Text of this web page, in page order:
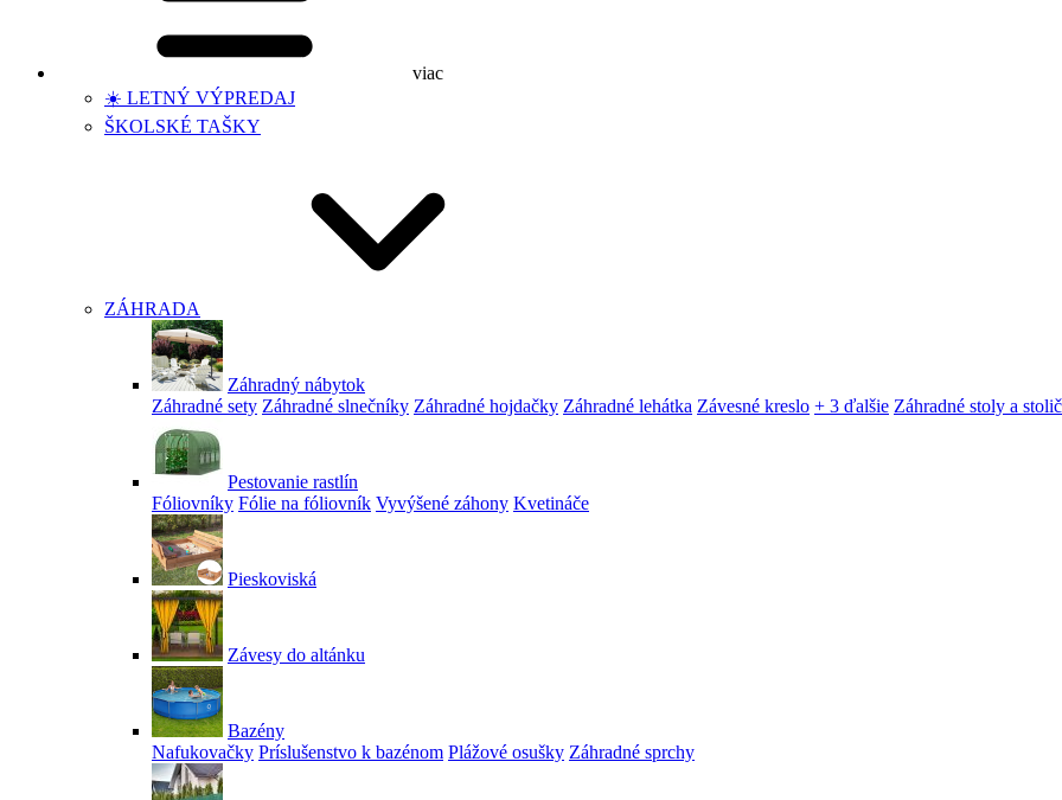
viac
☀️ LETNÝ VÝPREDAJ
ŠKOLSKÉ TAŠKY
ZÁHRADA
Záhradný nábytok
Záhradné sety Záhradné slnečníky Záhradné hojdačky Záhradné lehátka Závesné kreslo + 3 ďalšie Záhradné stoly a
Pestovanie rastlín
Fóliovníky Fólie na fóliovník Vyvýšené záhony Kvetináče
Pieskoviská
Závesy do altánku
Bazény
Nafukovačky Príslušenstvo k bazénom Plážové osušky Záhradné sprchy